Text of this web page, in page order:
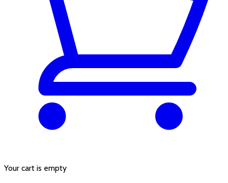
Your cart is empty